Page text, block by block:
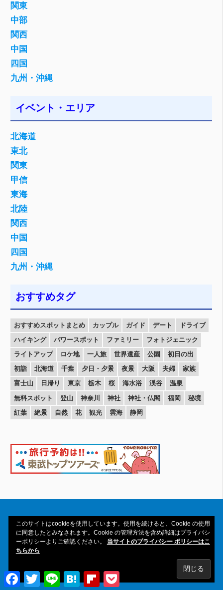
関東
中部
関西
中国
四国
九州・沖縄
イベント・エリア
北海道
東北
関東
甲信
東海
北陸
関西
中国
四国
九州・沖縄
おすすめタグ
おすすめスポットまとめ カップル ガイド デート
ドライブ
ハイキング
パワースポット ファミリー
フォトジェニック
ライトアップ
ロケ地 一人旅 世界遺産 公園
初日の出
初詣
北海道 千葉 夕日・夕景 夜景 大阪 夫婦
家族
富士山
日帰り 東京 栃木 桜 海水浴 渓谷
温泉
無料スポット
登山 神奈川 神社 神社・仏閣 福岡
秘境
紅葉
絶景 自然 花 観光 雲海 静岡
Copyright© 2016-2026amAtavi All Rights
Facebook
TwitterLine HatenaFlipboard
このサイトはcookieを使用しています。使用を続けると、Cookie の使用
に同意したとみなされます。Cookie の管理方法を含め詳細はプライバシ
ーポリシーよりご確認ください。 当サイトのプライバシー ポリシーはこ
ちらから